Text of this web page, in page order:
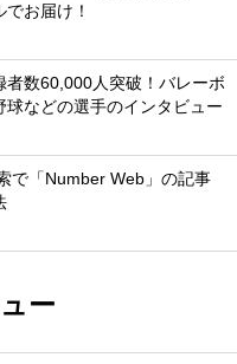
お届け！
者数60,000人突破！バレーボ
球などの選手のインタビュー
で「Number Web」の記事
ー